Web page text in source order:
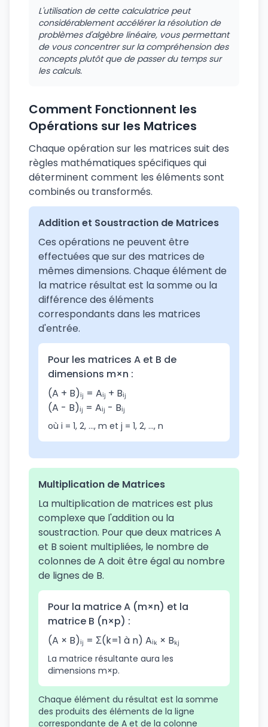
L'utilisation de cette calculatrice peut
considérablement accélérer la résolution de
problèmes d'algèbre linéaire, vous permettant
de vous concentrer sur la compréhension des
concepts plutôt que de passer du temps sur
les calculs.
Comment Fonctionnent les
Opérations sur les Matrices
Chaque opération sur les matrices suit des
règles mathématiques spécifiques qui
déterminent comment les éléments sont
combinés ou transformés.
Addition et Soustraction de Matrices
Ces opérations ne peuvent être
effectuées que sur des matrices de
mêmes dimensions. Chaque élément de
la matrice résultat est la somme ou la
différence des éléments
correspondants dans les matrices
d'entrée.
Pour les matrices A et B de
dimensions m×n :
(A + B)ᵢⱼ = Aᵢⱼ + Bᵢⱼ
(A - B)ᵢⱼ = Aᵢⱼ - Bᵢⱼ
où i = 1, 2, ..., m et j = 1, 2, ..., n
Multiplication de Matrices
La multiplication de matrices est plus
complexe que l'addition ou la
soustraction. Pour que deux matrices A
et B soient multipliées, le nombre de
colonnes de A doit être égal au nombre
de lignes de B.
Pour la matrice A (m×n) et la
matrice B (n×p) :
(A × B)ᵢⱼ = Σ(k=1 à n) Aᵢₖ × Bₖⱼ
La matrice résultante aura les
dimensions m×p.
Chaque élément du résultat est la somme
des produits des éléments de la ligne
correspondante de A et de la colonne